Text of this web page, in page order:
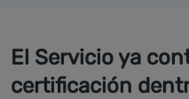
El Servicio ya
certificación